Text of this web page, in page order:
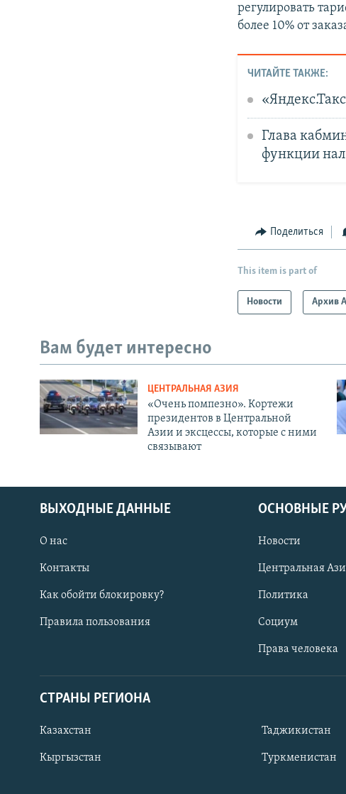
регулировать
более 10% от
ЧИТАЙТЕ ТАКЖЕ:
Глава
функции
Поделиться
This item is part of
Новости Архив
Вам будет интересно
ЦЕНТРАЛЬНАЯ АЗИЯ
«Очень помпезно». Кортежи
президентов в Центральной
Азии и эксцессы, которые с ними
связывают
ВЫХОДНЫЕ ДАННЫЕ
О нас
Контакты
Как обойти блокировку?
Правила пользования
ОСНОВНЫЕ
Новости
Центральная
Политика
Социум
Права человека
СТРАНЫ РЕГИОНА
Казахстан
Кыргызстан
Таджикистан
Туркменистан